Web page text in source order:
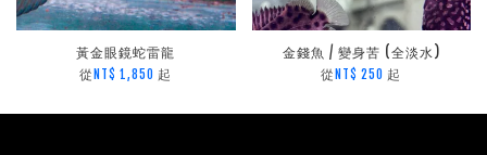
黃金眼鏡蛇雷龍
從 NT$ 1,850 起
金錢魚 / 變身苦 (全淡水)
從 NT$ 250 起